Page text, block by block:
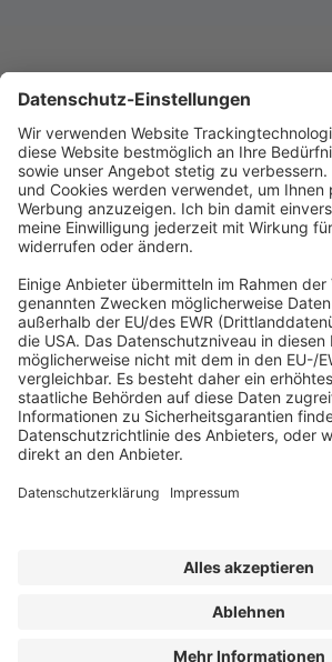
Abonnement anfordern|
Werben bei uns
Kennen Sie schon unserenNewsletter
|Erklärung zur